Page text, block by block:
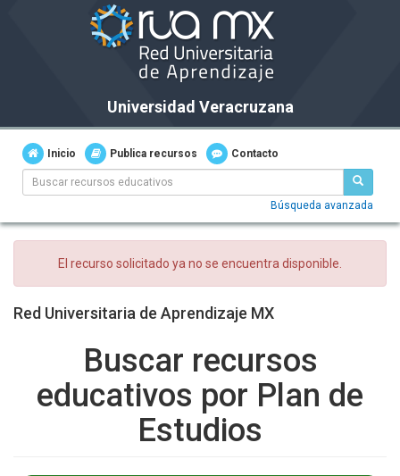
Universidad Veracruzana
Inicio Publica recursos Contacto
Búsqueda avanzada
El recurso solicitado ya no se encuentra disponible.
Red Universitaria de Aprendizaje MX
Buscar recursos
educativos por Plan de
Estudios